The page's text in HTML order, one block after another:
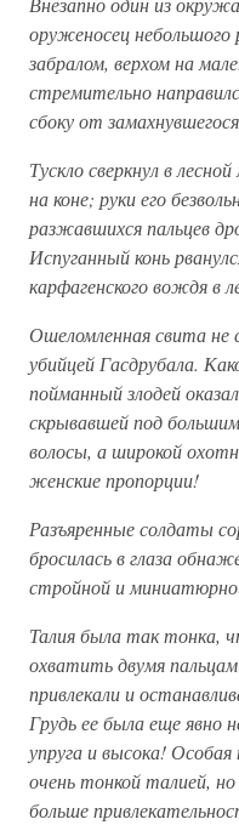
оруженосец
забралом, верхом на
стремительно
сбоку от
Тускло сверкнул в
на коне; руки его
разжавшихся пальцев
Испуганный конь
карфагенского вождя в
Ошеломленная свита не
убийцей Гасдрубала.
пойманный злодей
скрывавшей под
волосы, а широкой
женские пропорции!
Разъяренные солдаты
бросилась в глаза
стройной и
Талия была так тонка,
охватить двумя
привлекали и
Грудь ее была еще явно
упруга и высока!
очень тонкой талией,
больше